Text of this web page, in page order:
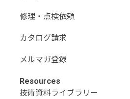
修理・点検依頼
カタログ請求
メルマガ登録
Resources
技術資料ライブラリー